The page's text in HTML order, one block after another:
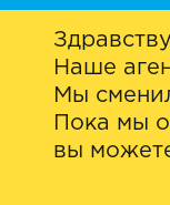
Наше
Мы
Пока мы
вы